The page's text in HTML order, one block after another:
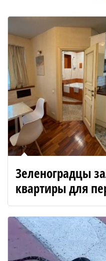
Зеленоградцы
квартиры для